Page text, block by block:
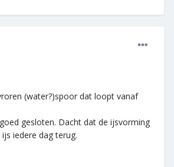
(water?)spoor dat loopt vanaf
gesloten. Dacht dat de ijsvorming
iedere dag terug.